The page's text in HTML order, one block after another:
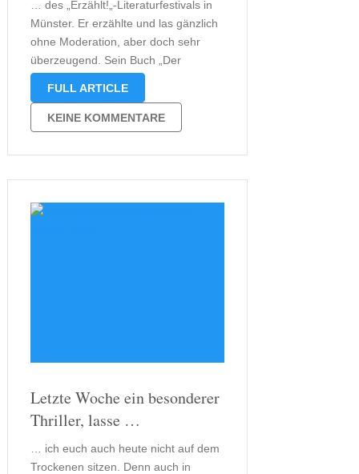
… des „Erzählt!„-Literaturfestivals in
Münster. Er erzählte und las gänzlich
ohne Moderation, aber doch sehr
überzeugend. Sein Buch „Der
Fälscher, die Spionin und der
einen ganz besonderen Hintergrund.
Der in der Schweiz lebende Franzose
Alex Capus verbindet in seinem
FULL ARTICLE
KEINE KOMMENTARE
Letzte Woche ein besonderer
Thriller, lasse …
… ich euch auch heute nicht auf dem
Trockenen sitzen. Denn auch in